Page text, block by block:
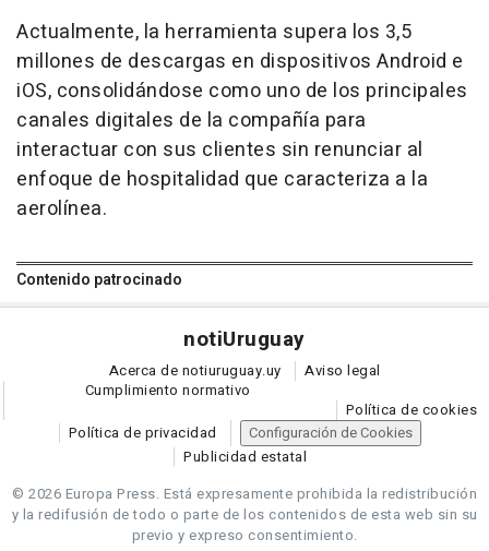
Actualmente, la herramienta supera los 3,5
millones de descargas en dispositivos Android e
iOS, consolidándose como uno de los principales
canales digitales de la compañía para
interactuar con sus clientes sin renunciar al
enfoque de hospitalidad que caracteriza a la
aerolínea.
Contenido patrocinado
notiUruguay
Acerca de notiuruguay.uy
Aviso legal
Cumplimiento normativo
Política de cookies
Política de privacidad
Configuración de Cookies
Publicidad estatal
© 2026 Europa Press. Está expresamente prohibida la redistribución
y la redifusión de todo o parte de los contenidos de esta web sin su
previo y expreso consentimiento.